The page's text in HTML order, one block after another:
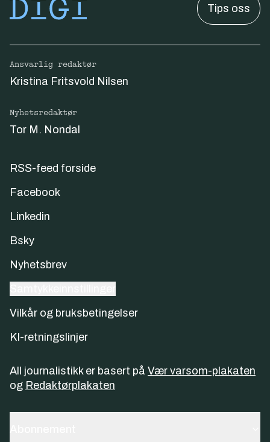
Tips oss
Ansvarlig redaktør
Kristina Fritsvold Nilsen
Nyhetsredaktør
Tor M. Nondal
RSS-feed forside
Facebook
Linkedin
Bsky
Nyhetsbrev
Vilkår og bruksbetingelser
KI-retningslinjer
All journalistikk er basert på Vær varsom-plakaten
og Redaktørplakaten